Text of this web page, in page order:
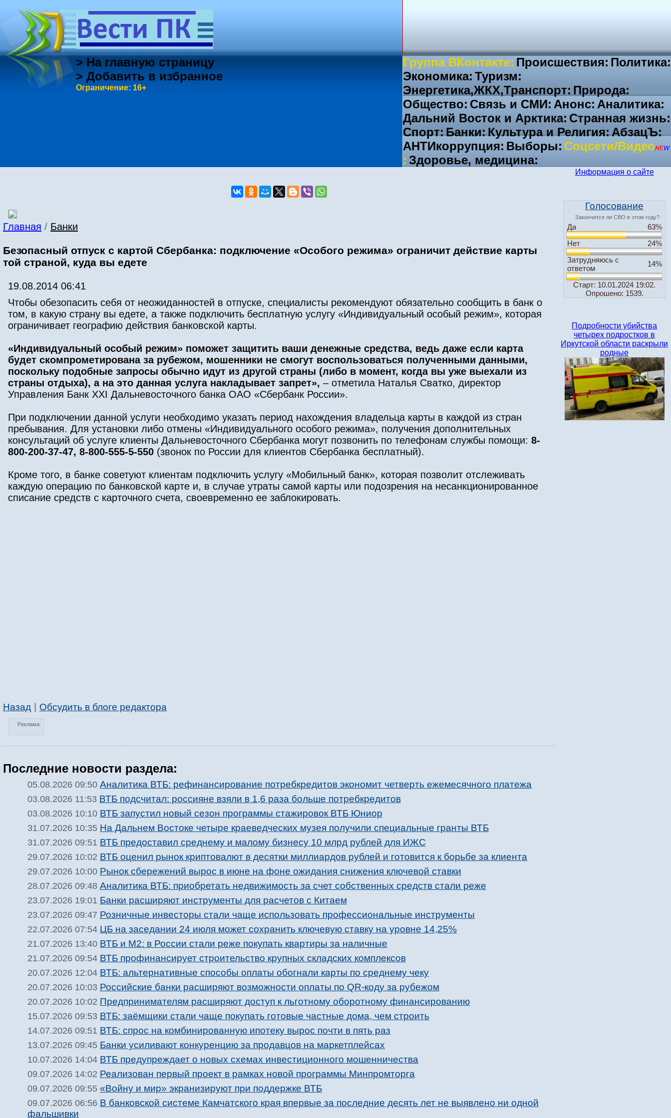
> На главную страницу
> Добавить в избранное
Ограничение: 16+
Группа ВКонтакте: Происшествия: Политика:
Экономика: Туризм:
Энергетика,ЖКХ,Транспорт: Природа:
Общество: Связь и СМИ: Анонс: Аналитика:
Дальний Восток и Арктика: Странная жизнь:
Спорт:Банки:Культура и Религия:АбзацЪ:
АНТИкоррупция: Выборы: Соцсети/Видео
: Здоровье, медицина:
Главная / Банки
Безопасный отпуск с картой Сбербанка: подключение «Особого режима» ограничит действие карты
той страной, куда вы едете
19.08.2014 06:41
Чтобы обезопасить себя от неожиданностей в отпуске, специалисты рекомендуют обязательно сообщить в банк о
том, в какую страну вы едете, а также подключить бесплатную услугу «Индивидуальный особый режим», которая
ограничивает географию действия банковской карты.
«Индивидуальный особый режим» поможет защитить ваши денежные средства, ведь даже если карта
будет скомпрометирована за рубежом, мошенники не смогут воспользоваться полученными данными,
поскольку подобные запросы обычно идут из другой страны (либо в момент, когда вы уже выехали из
страны отдыха), а на это данная услуга накладывает запрет», – отметила Наталья Сватко, директор
Управления Банк XXI Дальневосточного банка ОАО «Сбербанк России».
При подключении данной услуги необходимо указать период нахождения владельца карты в каждой из стран
пребывания. Для установки либо отмены «Индивидуального особого режима», получения дополнительных
консультаций об услуге клиенты Дальневосточного Сбербанка могут позвонить по телефонам службы помощи: 8-
800-200-37-47, 8-800-555-5-550 (звонок по России для клиентов Сбербанка бесплатный).
Кроме того, в банке советуют клиентам подключить услугу «Мобильный банк», которая позволит отслеживать
каждую операцию по банковской карте и, в случае утраты самой карты или подозрения на несанкционированное
списание средств с карточного счета, своевременно ее заблокировать.
Назад Обсудить в блоге редактора
Реклама:
Последние новости раздела:
05.08.2026 09:50 Аналитика ВТБ: рефинансирование потребкредитов экономит четверть ежемесячного платежа
03.08.2026 11:53 ВТБ подсчитал: россияне взяли в 1,6 раза больше потребкредитов
03.08.2026 10:10 ВТБ запустил новый сезон программы стажировок ВТБ Юниор
31.07.2026 10:35 На Дальнем Востоке четыре краеведческих музея получили специальные гранты ВТБ
31.07.2026 09:51 ВТБ предоставил среднему и малому бизнесу 10 млрд рублей для ИЖС
29.07.2026 10:02 ВТБ оценил рынок криптовалют в десятки миллиардов рублей и готовится к борьбе за клиента
29.07.2026 10:00 Рынок сбережений вырос в июне на фоне ожидания снижения ключевой ставки
28.07.2026 09:48 Аналитика ВТБ: приобретать недвижимость за счет собственных средств стали реже
23.07.2026 19:01 Банки расширяют инструменты для расчетов с Китаем
23.07.2026 09:47 Розничные инвесторы стали чаще использовать профессиональные инструменты
22.07.2026 07:54 ЦБ на заседании 24 июля может сохранить ключевую ставку на уровне 14,25%
21.07.2026 13:40 ВТБ и М2: в России стали реже покупать квартиры за наличные
21.07.2026 09:54 ВТБ профинансирует строительство крупных складских комплексов
20.07.2026 12:04 ВТБ: альтернативные способы оплаты обогнали карты по среднему чеку
20.07.2026 10:03 Российские банки расширяют возможности оплаты по QR-коду за рубежом
20.07.2026 10:02 Предпринимателям расширяют доступ к льготному оборотному финансированию
15.07.2026 09:53 ВТБ: заёмщики стали чаще покупать готовые частные дома, чем строить
14.07.2026 09:51 ВТБ: спрос на комбинированную ипотеку вырос почти в пять раз
13.07.2026 09:45 Банки усиливают конкуренцию за продавцов на маркетплейсах
10.07.2026 14:04 ВТБ предупреждает о новых схемах инвестиционного мошенничества
09.07.2026 14:02 Реализован первый проект в рамках новой программы Минпромторга
09.07.2026 09:55 «Войну и мир» экранизируют при поддержке ВТБ
09.07.2026 06:56 В банковской системе Камчатского края впервые за последние десять лет не выявлено ни одной
фальшивки
Информация о сайте
Голосование
Закончится ли СВО в этом году?
Да
63%
Нет
24%
Затрудняюсь с
ответом
14%
Старт: 10.01.2024 19:02.
Опрошено: 1539.
Подробности убийства
четырех подростков в
Иркутской области раскрыли
родные